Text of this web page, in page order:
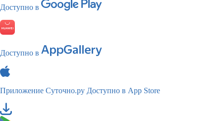
Доступно в
Доступно в
Приложение Суточно.ру Доступно в App Store